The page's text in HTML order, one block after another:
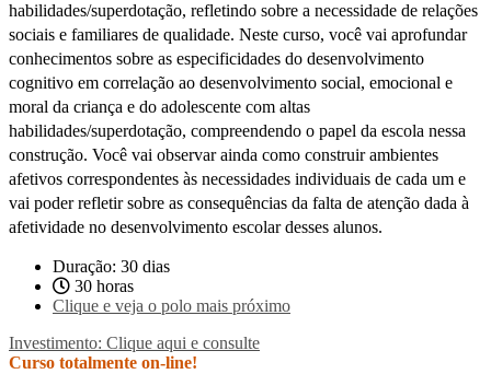
habilidades/superdotação, refletindo sobre a necessidade de relações
sociais e familiares de qualidade. Neste curso, você vai aprofundar
conhecimentos sobre as especificidades do desenvolvimento
cognitivo em correlação ao desenvolvimento social, emocional e
moral da criança e do adolescente com altas
habilidades/superdotação, compreendendo o papel da escola nessa
construção. Você vai observar ainda como construir ambientes
afetivos correspondentes às necessidades individuais de cada um e
vai poder refletir sobre as consequências da falta de atenção dada à
afetividade no desenvolvimento escolar desses alunos.
Duração: 30 dias
30 horas
Clique e veja o polo mais próximo
Investimento: Clique aqui e consulte
Curso totalmente on-line!